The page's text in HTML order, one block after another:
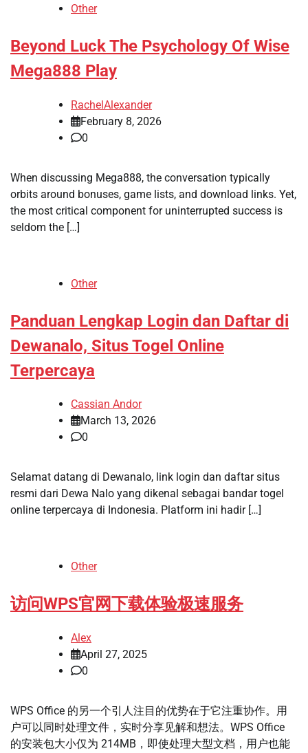
Other
Beyond Luck The Psychology Of Wise
Mega888 Play
RachelAlexander
February 8, 2026
0
When discussing Mega888, the conversation typically
orbits around bonuses, game lists, and download links. Yet,
the most critical component for uninterrupted success is
seldom the […]
Other
Panduan Lengkap Login dan Daftar di
Dewanalo, Situs Togel Online
Terpercaya
Cassian Andor
March 13, 2026
0
Selamat datang di Dewanalo, link login dan daftar situs
resmi dari Dewa Nalo yang dikenal sebagai bandar togel
online terpercaya di Indonesia. Platform ini hadir […]
Other
访问WPS官网下载体验极速服务
Alex
April 27, 2025
0
WPS Office 的另一个引人注目的优势在于它注重协作。用
户可以同时处理文件，实时分享见解和想法。WPS Office
的安装包大小仅为 214MB，即使处理大型文档，用户也能